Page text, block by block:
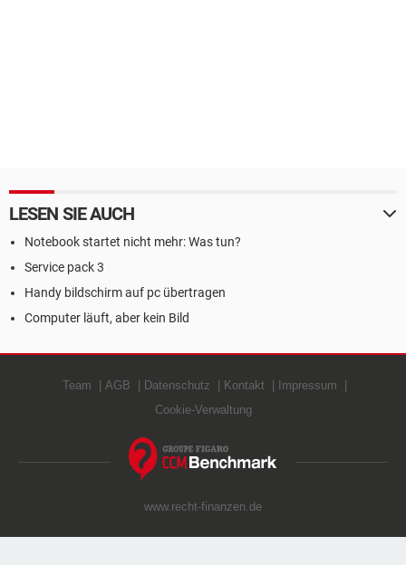
LESEN SIE AUCH
Notebook startet nicht mehr: Was tun?
Service pack 3
Handy bildschirm auf pc übertragen
Computer läuft, aber kein Bild
Team AGB Datenschutz Kontakt
Impressum
Cookie-Verwaltung
www.recht-finanzen.de